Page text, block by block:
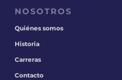
NOSOTROS
Quiénes somos
Historia
Carreras
Contacto